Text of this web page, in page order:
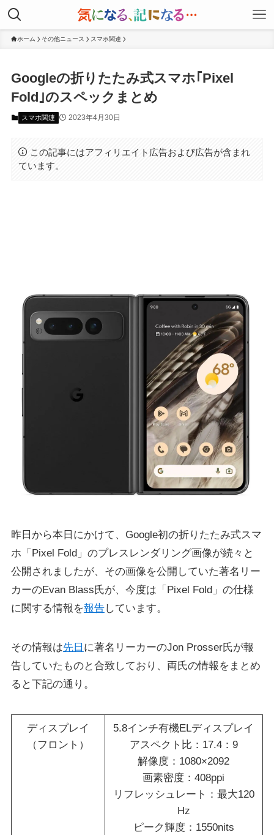
ホーム その他ニュース スマホ関連
Googleの折りたたみ式スマホ｢Pixel
Fold｣のスペックまとめ
スマホ関連 2023年4月30日
この記事にはアフィリエイト広告および広告が含まれ
ています。
昨日から本日にかけて、Google初の折りたたみ式スマ
ホ「Pixel Fold」のプレスレンダリング画像が続々と
公開されましたが、その画像を公開していた著名リー
カーのEvan Blass氏が、今度は「Pixel Fold」の仕様
に関する情報を報告しています。
その情報は先日 に著名リーカーのJon Prosser氏が報
告していたものと合致しており、両氏の情報をまとめ
ると下記の通り。
ディスプレイ
（フロント）
5.8インチ有機ELディスプレイ
アスペクト比：17.4：9
解像度：1080×2092
画素密度：408ppi
リフレッシュレート：最大120
Hz
ピーク輝度：1550nits